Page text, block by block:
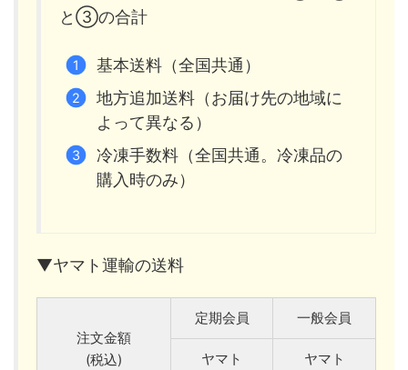
と③の合計
基本送料（全国共通）
地方追加送料（お届け先の地域に
よって異なる）
冷凍手数料（全国共通。冷凍品の
購入時のみ）
▼ヤマト運輸の送料
注文金額
(税込)
定期会員 一般会員
ヤマト
ヤマト